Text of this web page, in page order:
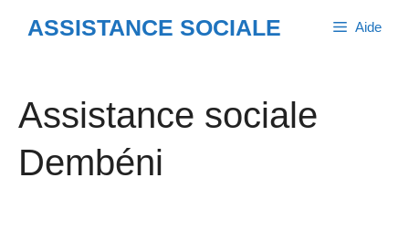
ASSISTANCE SOCIALE Aide
Assistance sociale
Dembéni